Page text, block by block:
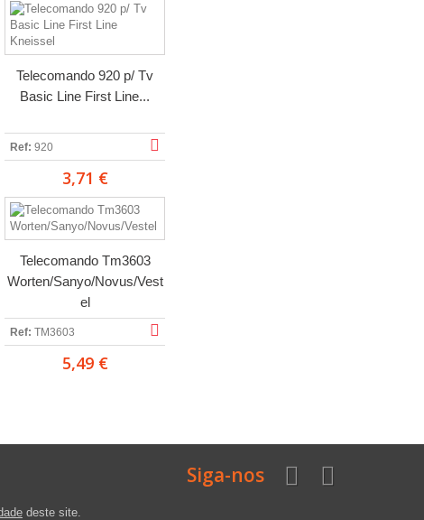
Telecomando 920 p/ Tv
Basic Line First Line...
Ref: 920
3,71 €
Telecomando Tm3603
Worten/Sanyo/Novus/Vest
el
Ref: TM3603
5,49 €
deste site.
Siga-nos